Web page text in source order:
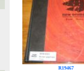
R19467